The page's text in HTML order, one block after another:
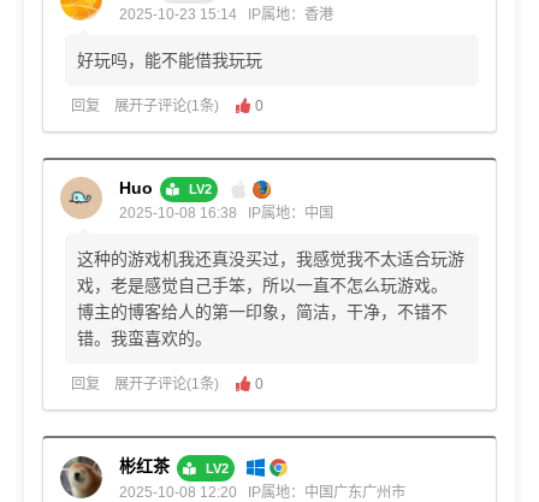
2025-10-23 15:14 IP属地：香港
好玩吗，能不能借我玩玩
回复 展开子评论(1条) 0
Huo LV2
2025-10-08 16:38 IP属地：中国
这种的游戏机我还真没买过，我感觉我不太适合玩游
戏，老是感觉自己手笨，所以一直不怎么玩游戏。
博主的博客给人的第一印象，简洁，干净，不错不
错。我蛮喜欢的。
回复 展开子评论(1条) 0
彬红茶 LV2
2025-10-08 12:20 IP属地：中国广东广州市